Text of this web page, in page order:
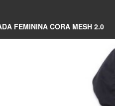
FEMININA CORA MESH 2.0